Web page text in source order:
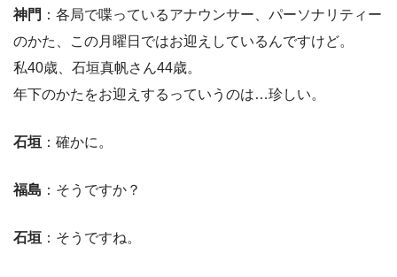
神門 ：各局で喋っているアナウンサー、パーソナリティー
のかた、この月曜日ではお迎えしているんですけど。
私40歳、石垣真帆さん44歳。
年下のかたをお迎えするっていうのは…珍しい。
石垣 ：確かに。
福島 ：そうですか？
石垣 ：そうですね。